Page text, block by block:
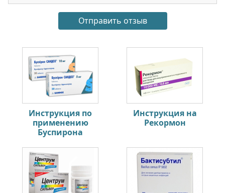
Инструкция по
применению
Буспирона
Инструкция на
Рекормон